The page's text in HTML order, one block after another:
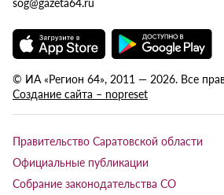
© ИА «Регион 64», 2011 — 2026. Все
Создание сайта – nopreset
Правительство Саратовской области
Официальные публикации
Собрание законодательства СО